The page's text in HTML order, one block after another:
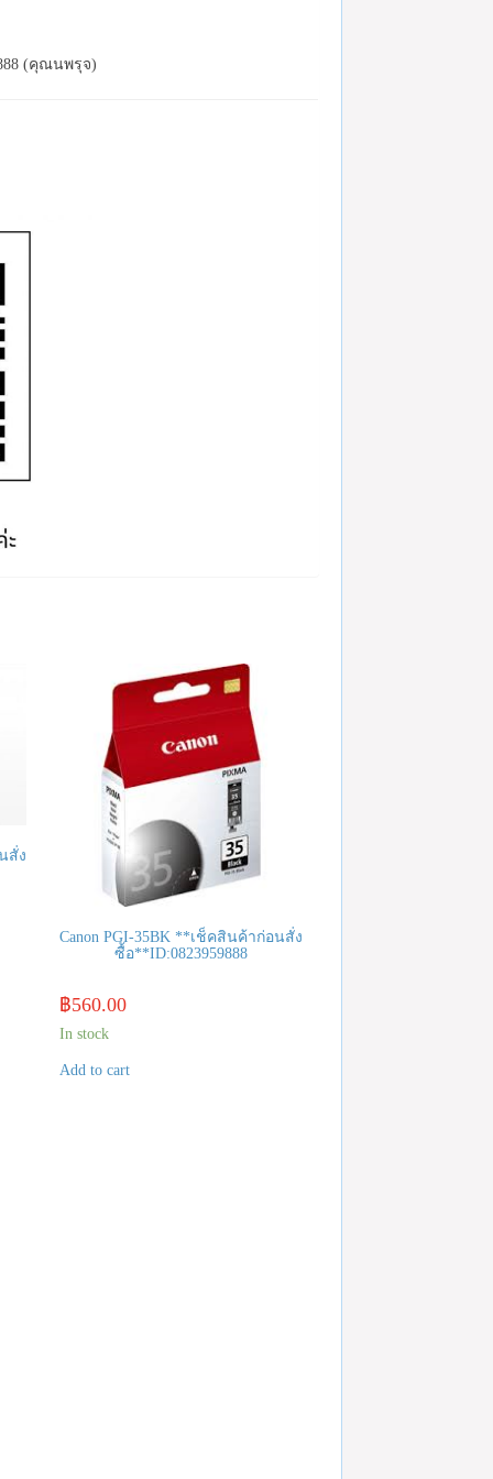
(คุณนพรุจ)
สั่ง
Canon PGI-35BK **เช็คสินค้าก่อนสั่ง
ซื้อ**ID:0823959888
฿560.00
In stock
Add to cart